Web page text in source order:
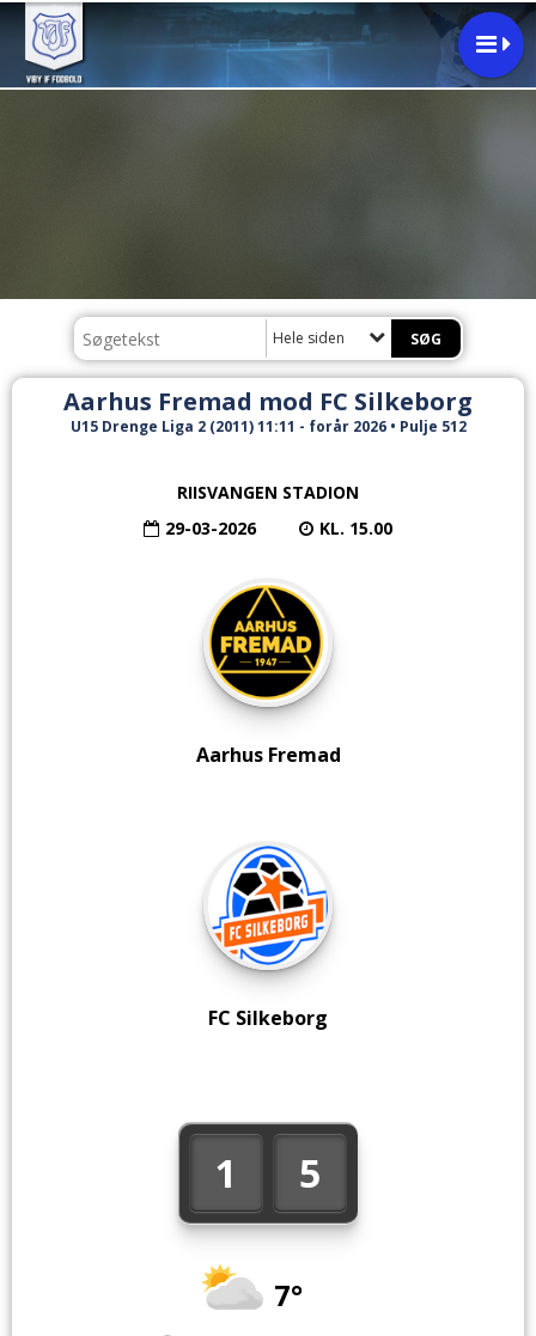
Hele siden
Aarhus Fremad mod FC Silkeborg
U15 Drenge Liga 2 (2011) 11:11 - forår 2026 • Pulje 512
RIISVANGEN STADION
29-03-2026
KL. 15.00
Aarhus Fremad
1 5
7°
FC Silkeborg